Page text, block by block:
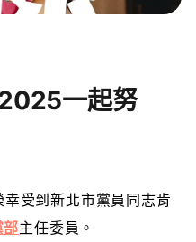
一起努
受到新北市黨員同志肯
主任委員。